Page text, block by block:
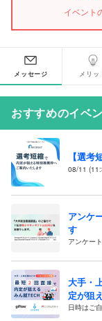
イベント
メッセージ メリッ
おすすめのイベ
【選
08/11
アンケ
す
アンケー
大手・
定が狙
日時はご